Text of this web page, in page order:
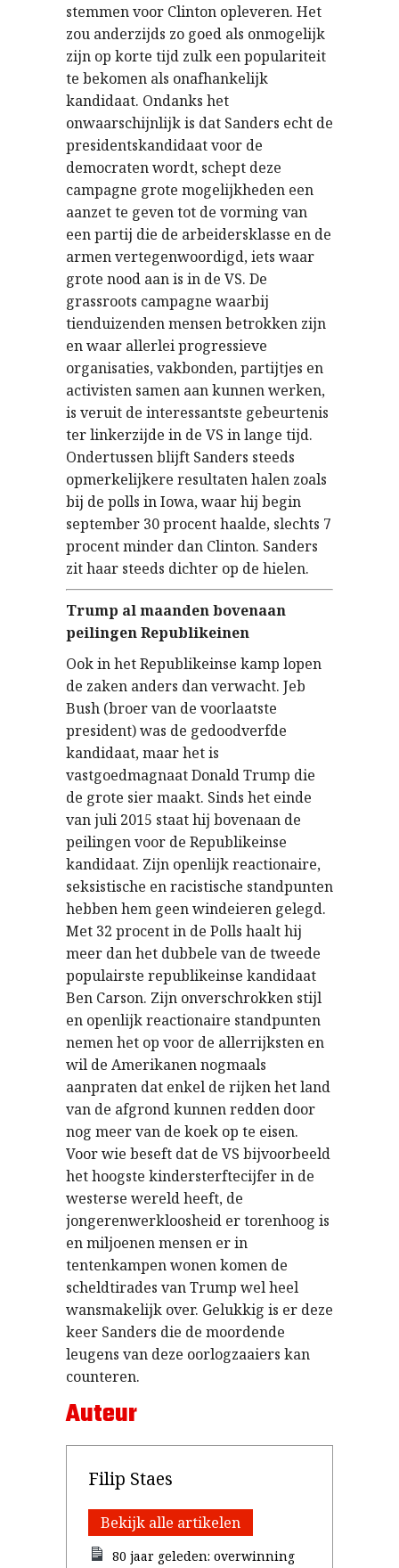
stemmen voor Clinton opleveren. Het
zou anderzijds zo goed als onmogelijk
zijn op korte tijd zulk een populariteit
te bekomen als onafhankelijk
kandidaat. Ondanks het
onwaarschijnlijk is dat Sanders echt de
presidentskandidaat voor de
democraten wordt, schept deze
campagne grote mogelijkheden een
aanzet te geven tot de vorming van
een partij die de arbeidersklasse en de
armen vertegenwoordigd, iets waar
grote nood aan is in de VS. De
grassroots campagne waarbij
tienduizenden mensen betrokken zijn
en waar allerlei progressieve
organisaties, vakbonden, partijtjes en
activisten samen aan kunnen werken,
is veruit de interessantste gebeurtenis
ter linkerzijde in de VS in lange tijd.
Ondertussen blijft Sanders steeds
opmerkelijkere resultaten halen zoals
bij de polls in Iowa, waar hij begin
september 30 procent haalde, slechts 7
procent minder dan Clinton. Sanders
zit haar steeds dichter op de hielen.
Trump al maanden bovenaan
peilingen Republikeinen
Ook in het Republikeinse kamp lopen
de zaken anders dan verwacht. Jeb
Bush (broer van de voorlaatste
president) was de gedoodverfde
kandidaat, maar het is
vastgoedmagnaat Donald Trump die
de grote sier maakt. Sinds het einde
van juli 2015 staat hij bovenaan de
peilingen voor de Republikeinse
kandidaat. Zijn openlijk reactionaire,
seksistische en racistische standpunten
hebben hem geen windeieren gelegd.
Met 32 procent in de Polls haalt hij
meer dan het dubbele van de tweede
populairste republikeinse kandidaat
Ben Carson. Zijn onverschrokken stijl
en openlijk reactionaire standpunten
nemen het op voor de allerrijksten en
wil de Amerikanen nogmaals
aanpraten dat enkel de rijken het land
van de afgrond kunnen redden door
nog meer van de koek op te eisen.
Voor wie beseft dat de VS bijvoorbeeld
het hoogste kindersterftecijfer in de
westerse wereld heeft, de
jongerenwerkloosheid er torenhoog is
en miljoenen mensen er in
tentenkampen wonen komen de
scheldtirades van Trump wel heel
wansmakelijk over. Gelukkig is er deze
keer Sanders die de moordende
leugens van deze oorlogzaaiers kan
counteren.
Auteur
Filip Staes
Bekijk alle artikelen
80 jaar geleden: overwinning